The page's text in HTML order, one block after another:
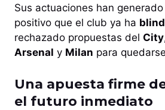
Sus actuaciones han
positivo que el club ya ha
rechazado propuestas del City
Arsenal y Milan para
Una apuesta firme
el futuro inmediato